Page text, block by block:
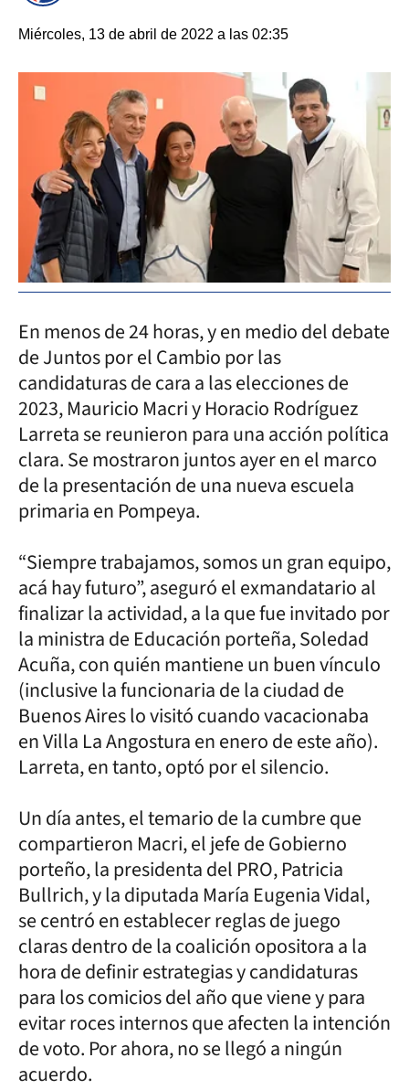
Miércoles, 13 de abril de 2022 a las 02:35
En menos de 24 horas, y en medio del debate
de Juntos por el Cambio por las
candidaturas de cara a las elecciones de
2023, Mauricio Macri y Horacio Rodríguez
Larreta se reunieron para una acción política
clara. Se mostraron juntos ayer en el marco
de la presentación de una nueva escuela
primaria en Pompeya.
“Siempre trabajamos, somos un gran equipo,
acá hay futuro”, aseguró el exmandatario al
finalizar la actividad, a la que fue invitado por
la ministra de Educación porteña, Soledad
Acuña, con quién mantiene un buen vínculo
(inclusive la funcionaria de la ciudad de
Buenos Aires lo visitó cuando vacacionaba
en Villa La Angostura en enero de este año).
Larreta, en tanto, optó por el silencio.
Un día antes, el temario de la cumbre que
compartieron Macri, el jefe de Gobierno
porteño, la presidenta del PRO, Patricia
Bullrich, y la diputada María Eugenia Vidal,
se centró en establecer reglas de juego
claras dentro de la coalición opositora a la
hora de definir estrategias y candidaturas
para los comicios del año que viene y para
evitar roces internos que afecten la intención
de voto. Por ahora, no se llegó a ningún
acuerdo.